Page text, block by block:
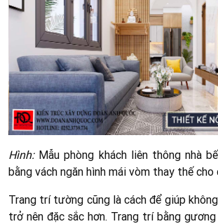
Hình: Mẫu phòng khách liên thông nhà
bằng vách ngăn hình mái vòm thay thế cho
Trang trí tường cũng là cách để giúp
trở nên đặc sắc hơn. Trang trí bằng